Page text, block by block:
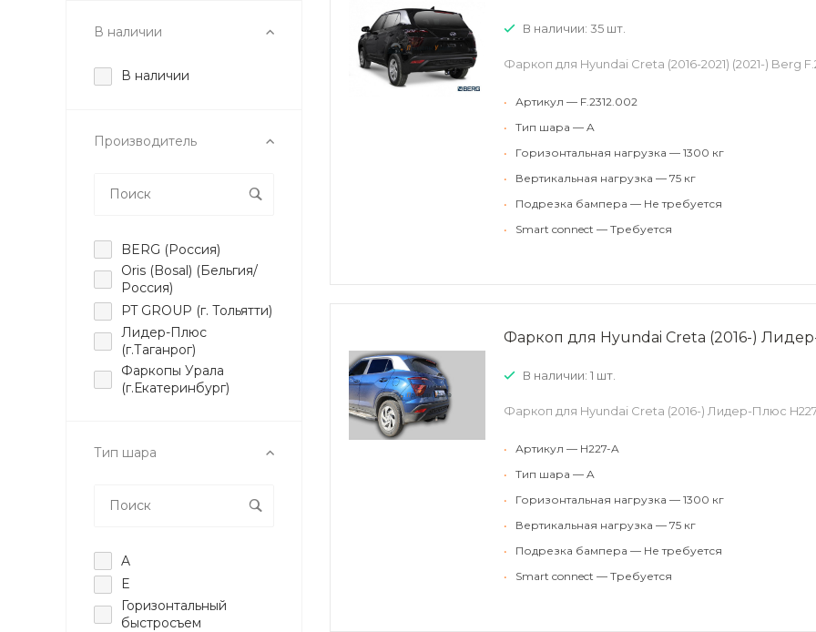
В наличии
В наличии
Производитель
BERG (Россия)
Oris (Bosal) (Бельгия/
Россия)
PT GROUP (г. Тольятти)
Лидер-Плюс
(г.Таганрог)
Фаркопы Урала
(г.Екатеринбург)
Тип шара
A
E
Горизонтальный
быстросъем
В наличии: 35 шт.
Фаркоп для Hyundai Creta (2016-2021) (2021-) Berg
•
Артикул — F.2312.002
•
Тип шара — A
•
Горизонтальная нагрузка — 1300 кг
•
Вертикальная нагрузка — 75 кг
•
Подрезка бампера — Не требуется
•
Smart connect — Требуется
Фаркоп для Hyundai Creta (2016-)
В наличии: 1 шт.
Фаркоп для Hyundai Creta (2016-) Лидер-Плюс
•
Артикул — H227-A
•
Тип шара — A
•
Горизонтальная нагрузка — 1300 кг
•
Вертикальная нагрузка — 75 кг
•
Подрезка бампера — Не требуется
•
Smart connect — Требуется